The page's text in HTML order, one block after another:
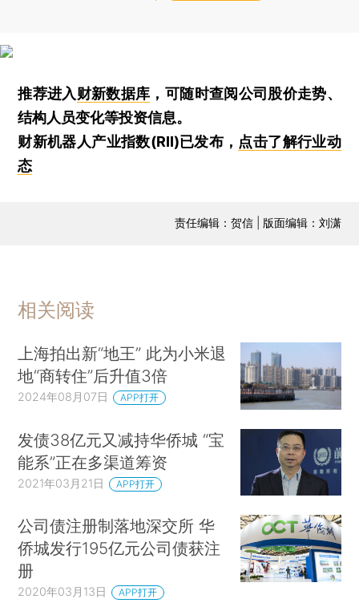
推荐进入财新数据库 ，可随时查阅公司股价走势、
结构人员变化等投资信息。
财新机器人产业指数(RII)已发布， 点击了解行业动
态
责任编辑：贺信 | 版面编辑：刘潇
相关阅读
上海拍出新“地王” 此为小米退
地“商转住”后升值3倍
2024年08月07日 APP打开
发债38亿元又减持华侨城 “宝
能系”正在多渠道筹资
2021年03月21日 APP打开
公司债注册制落地深交所 华
侨城发行195亿元公司债获注
册
2020年03月13日 APP打开